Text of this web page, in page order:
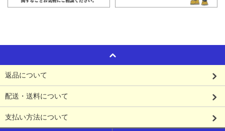
返品について
配送・送料について
支払い方法について